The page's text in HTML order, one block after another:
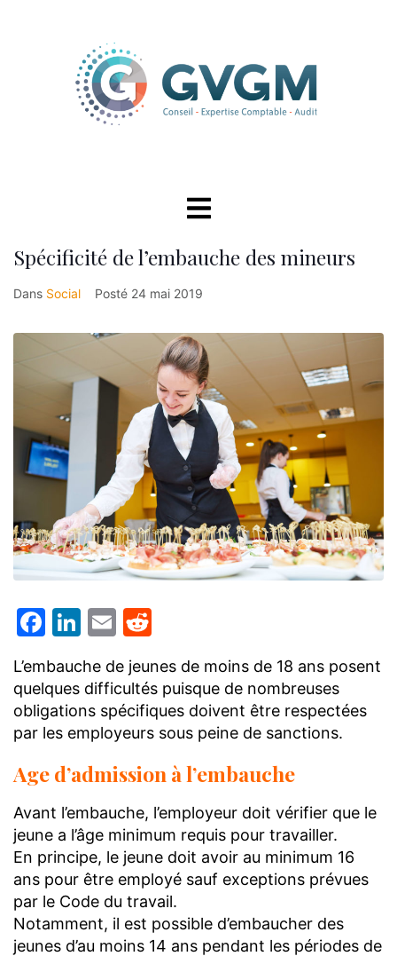
Spécificité de l’embauche des mineurs
Dans Social Posté 24 mai 2019
Facebook
LinkedIn
Email
L’embauche de jeunes de moins de 18 ans posent
quelques difficultés puisque de nombreuses
obligations spécifiques doivent être respectées
par les employeurs sous peine de sanctions.
Age d’admission à l’embauche
Avant l’embauche, l’employeur doit vérifier que le
jeune a l’âge minimum requis pour travailler.
En principe, le jeune doit avoir au minimum 16
ans pour être employé sauf exceptions prévues
par le Code du travail.
Notamment, il est possible d’embaucher des
jeunes d’au moins 14 ans pendant les périodes de